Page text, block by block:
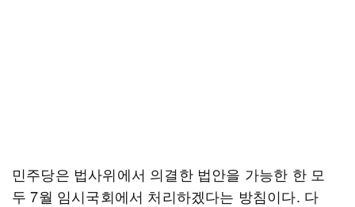
민주당은 법사위에서 의결한 법안을 가능한 한 모
두 7월 임시국회에서 처리하겠다는 방침이다. 다